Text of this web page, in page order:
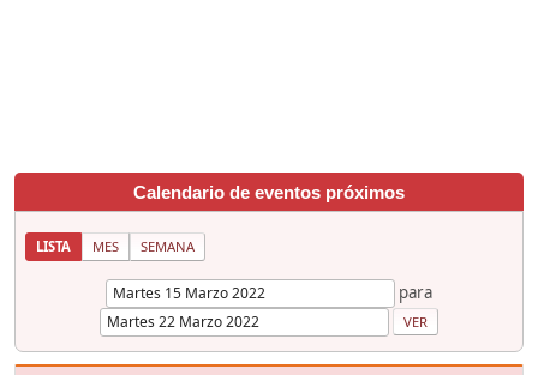
Calendario de eventos próximos
LISTA MES SEMANA
para